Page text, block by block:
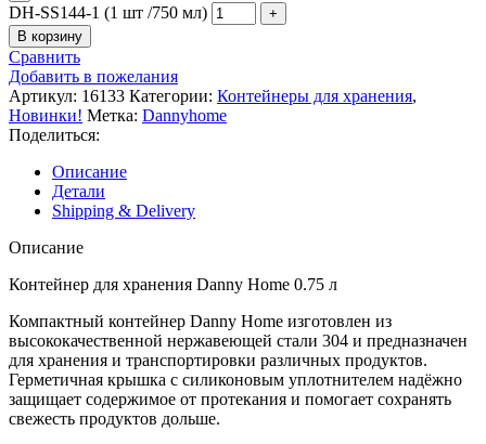
DH-SS144-1 (1 шт /750 мл)
В корзину
Сравнить
Добавить в пожелания
Артикул: 16133 Категории: Контейнеры для хранения,
Новинки! Метка: Dannyhome
Поделиться:
Описание
Детали
Shipping & Delivery
Описание
Контейнер для хранения Danny Home 0.75 л
Компактный контейнер Danny Home изготовлен из
высококачественной нержавеющей стали 304 и предназначен
для хранения и транспортировки различных продуктов.
Герметичная крышка с силиконовым уплотнителем надёжно
защищает содержимое от протекания и помогает сохранять
свежесть продуктов дольше.